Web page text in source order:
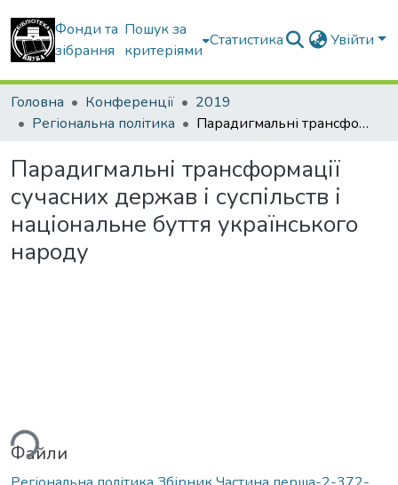
Фонди та
зібрання
Пошук за
критеріями
Статистика Увійти
Головна Конференції
2019
Регіональна політика
Парадигмальні трансформації сучасних держав і суспільств і національне буття українського народу
Парадигмальні трансформації
сучасних держав і суспільств і
національне буття українського
народу
Файли